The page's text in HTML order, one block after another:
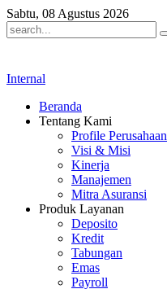
Sabtu, 08 Agustus 2026
Internal
Beranda
Tentang Kami
Profile Perusahaan
Visi & Misi
Kinerja
Manajemen
Mitra Asuransi
Produk Layanan
Deposito
Kredit
Tabungan
Emas
Payroll